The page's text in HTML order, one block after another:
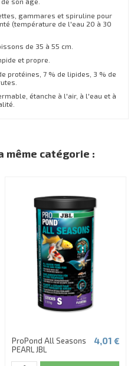
gammares et spiruline pour
(température de l'eau 20 à 30
de 35 à 55 cm.
et propre.
protéines, 7 % de lipides, 3 % de
étanche à l'air, à l'eau et à
même catégorie :
ProPond All Seasons
PEARL JBL
4,01 €